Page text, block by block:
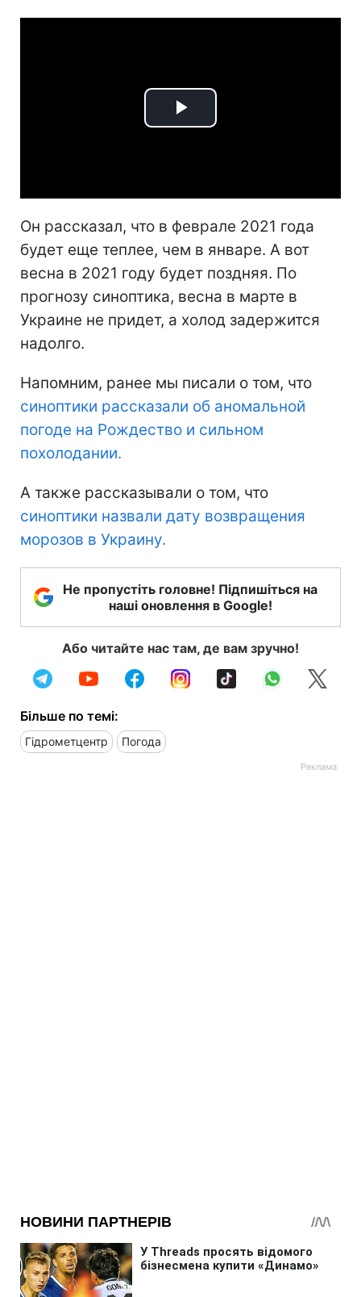
Play
Он рассказал, что в феврале 2021 года
будет еще теплее, чем в январе. А вот
весна в 2021 году будет поздняя. По
прогнозу синоптика, весна в марте в
Украине не придет, а холод задержится
надолго.
Напомним, ранее мы писали о том, что
синоптики рассказали об аномальной
погоде на Рождество и сильном
похолодании.
А также рассказывали о том, что
синоптики назвали дату возвращения
морозов в Украину.
Не пропустіть головне! Підпишіться на
наші оновлення в Google!
Або читайте нас там, де вам зручно!
Більше по темі:
Гідрометцентр Погода